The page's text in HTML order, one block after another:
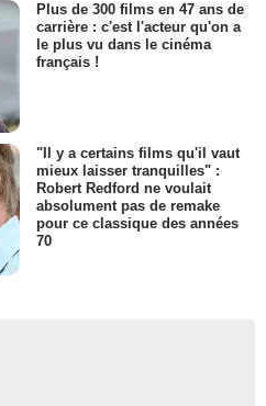
Plus de 300 films en 47 ans de
carrière : c'est l'acteur qu'on a
le plus vu dans le cinéma
français !
"Il y a certains films qu'il vaut
mieux laisser tranquilles" :
Robert Redford ne voulait
absolument pas de remake
pour ce classique des années
70